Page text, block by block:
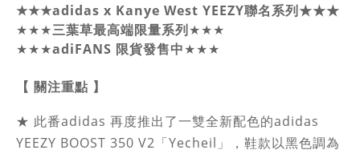
★★★adidas x Kanye West YEEZY聯名系列★★★
★★★三葉草最高端限量系列★★★
★★★adiFANS 限貨發售中★★★
【 關注重點 】
★ 此番adidas 再度推出了一雙全新配色的adidas
YEEZY BOOST 350 V2「Yecheil」，鞋款以黑色調為